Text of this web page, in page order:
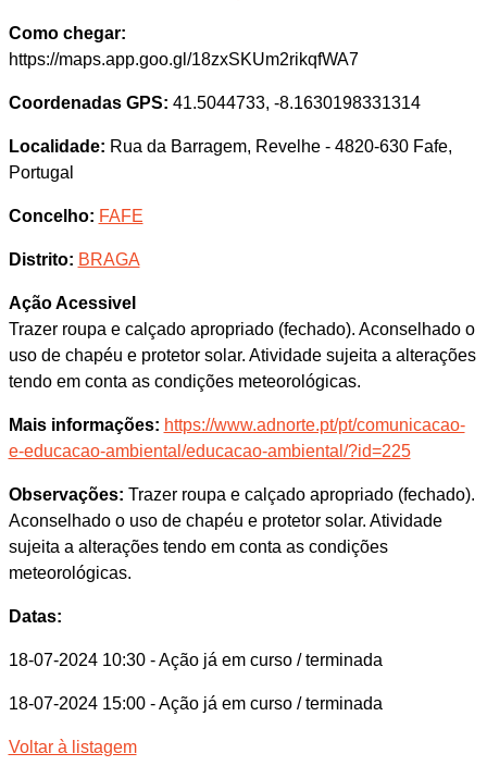
Como chegar:
https://maps.app.goo.gl/18zxSKUm2rikqfWA7
Coordenadas GPS: 41.5044733, -8.1630198331314
Localidade: Rua da Barragem, Revelhe - 4820-630 Fafe,
Portugal
Concelho: FAFE
Distrito: BRAGA
Ação Acessivel
Trazer roupa e calçado apropriado (fechado). Aconselhado o
uso de chapéu e protetor solar. Atividade sujeita a alterações
tendo em conta as condições meteorológicas.
Mais informações: https://www.adnorte.pt/pt/comunicacao-
e-educacao-ambiental/educacao-ambiental/?id=225
Observações: Trazer roupa e calçado apropriado (fechado).
Aconselhado o uso de chapéu e protetor solar. Atividade
sujeita a alterações tendo em conta as condições
meteorológicas.
Datas:
18-07-2024 10:30 - Ação já em curso / terminada
18-07-2024 15:00 - Ação já em curso / terminada
Voltar à listagem